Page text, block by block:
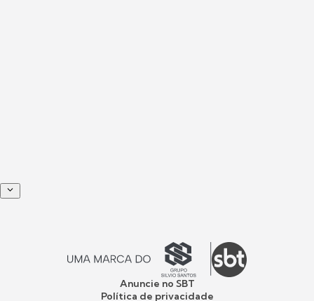
Anuncie no SBT
Política de privacidade